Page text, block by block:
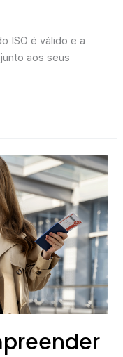
ISO é válido e a
aos seus